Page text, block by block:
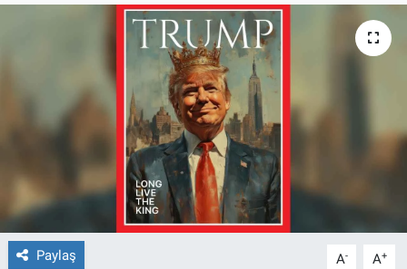
Paylaş A- A+
Forum
Gerçeğin İzinde
Gün Başlıyor
Gün Bitiyor